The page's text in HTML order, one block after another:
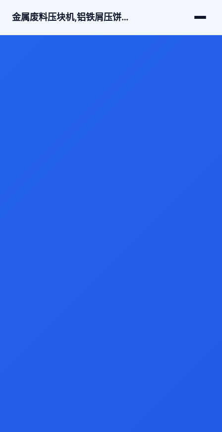
金属废料压块机,铝铁屑压饼机,龙门剪切机,卧式金属压饼机,卧式金属压块机-江阴市亿迈圣液压机械有限公司